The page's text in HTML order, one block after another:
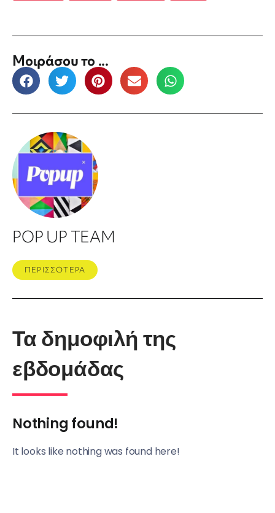
Μοιράσου το ...
POP UP TEAM
ΠΕΡΙΣΣΟΤΕΡΑ
Τα δημοφιλή της
εβδομάδας
Nothing found!
It looks like nothing was found here!